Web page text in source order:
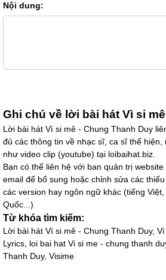
Nội dung:
Ghi chú về lời bài hát Vì si mê
Lời bài hát Vì si mê - Chung Thanh Duy
đủ các thông tin về nhạc sĩ, ca sĩ thể hiện,
như video clip (youtube) tại loibaihat.biz.
Bạn có thể liên hệ với ban quản trị
email để bổ sung hoặc chỉnh sửa các
các version hay ngôn ngữ khác (tiếng
Quốc...)
Từ khóa tìm kiếm:
Lời bài hát Vì si mê - Chung Thanh Duy,
Lyrics, loi bai hat Vi si me - chung thanh
Thanh Duy, Visime